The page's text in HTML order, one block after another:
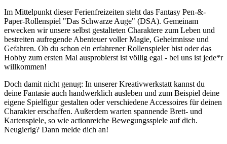
Im Mittelpunkt dieser Ferienfreizeiten steht das Fantasy Pen-&-
Paper-Rollenspiel "Das Schwarze Auge" (DSA). Gemeinam
erwecken wir unsere selbst gestalteten Charaktere zum Leben und
bestreiten aufregende Abenteuer voller Magie, Geheimnisse und
Gefahren. Ob du schon ein erfahrener Rollenspieler bist oder das
Hobby zum ersten Mal ausprobierst ist völlig egal - bei uns ist jede*r
willkommen!
Doch damit nicht genug: In unserer Kreativwerkstatt kannst du
deine Fantasie auch handwerklich ausleben und zum Beispiel deine
eigene Spielfigur gestalten oder verschiedene Accessoires für deinen
Charakter erschaffen. Außerdem warten spannende Brett- und
Kartenspiele, so wie actionreiche Bewegungsspiele auf dich.
Neugierig? Dann melde dich an!